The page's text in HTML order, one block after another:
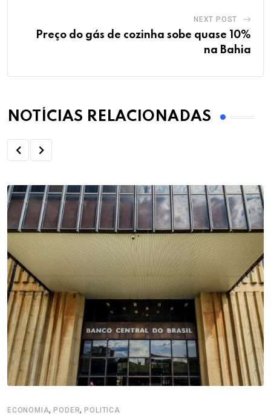
NEXT POST
Preço do gás de cozinha sobe quase 10%
na Bahia
NOTÍCIAS RELACIONADAS
ECONOMIA,PODER,POLITICA